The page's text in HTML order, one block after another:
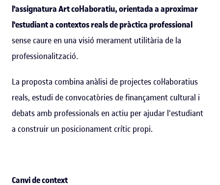
l'assignatura Art col·laboratiu, orientada a aproximar
l'estudiant a contextos reals de pràctica professional
sense caure en una visió merament utilitària de la
professionalització.
La proposta combina anàlisi de projectes col·laboratius
reals, estudi de convocatòries de finançament cultural i
debats amb professionals en actiu per ajudar l'estudiant
a construir un posicionament crític propi.
Canvi de context